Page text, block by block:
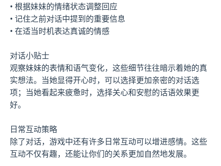
• 根据妹妹的情绪状态调整回应
• 记住之前对话中提到的重要信息
• 在适当时机表达真诚的情感
对话小贴士
观察妹妹的表情和语气变化，这些细节往往暗示着她的真
实想法。当她显得开心时，可以选择更加亲密的对话选
项；当她看起来疲惫时，选择关心和安慰的话语效果更
好。
日常互动策略
除了对话，游戏中还有许多日常互动可以增进感情。这些
互动不仅有趣，还能让你们的关系更加自然地发展。